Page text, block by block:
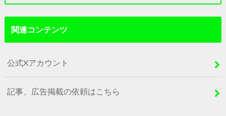
関連コンテンツ
公式Xアカウント
記事、広告掲載の依頼はこちら